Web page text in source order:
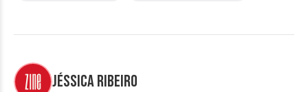
Jéssica Ribeiro